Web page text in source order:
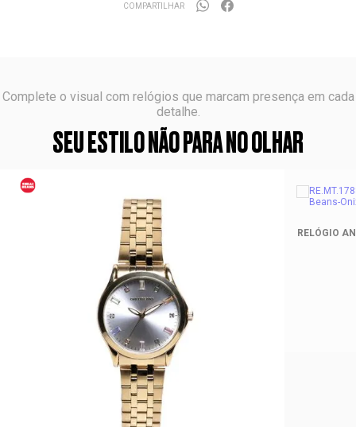
COMPARTILHAR
Complete o visual com relógios que marcam presença em cada
detalhe.
SEU ESTILO NÃO PARA NO OLHAR
RELÓGIO